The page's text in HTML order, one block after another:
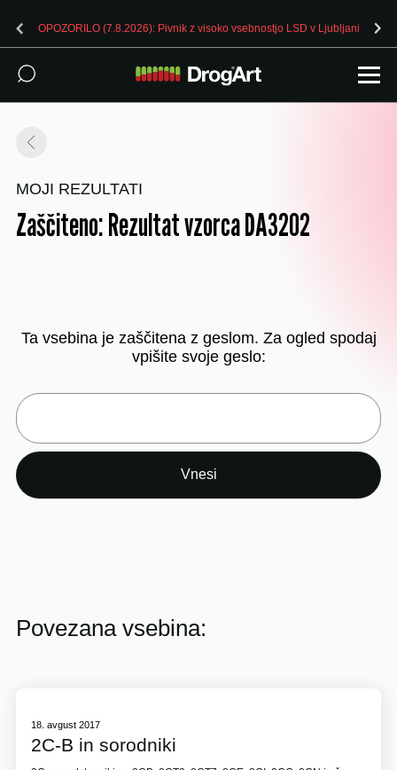
OPOZORILO (7.8.2026): Pivnik z visoko vsebnostjo LSD v Ljubljani
MOJI REZULTATI
Zaščiteno: Rezultat vzorca DA3202
Ta vsebina je zaščitena z geslom. Za ogled spodaj
vpišite svoje geslo:
Povezana vsebina:
18. avgust 2017
2C-B in sorodniki